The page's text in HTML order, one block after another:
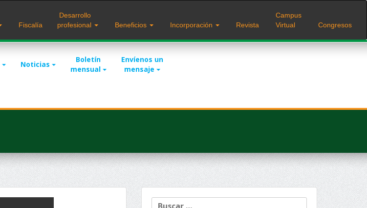
Fiscalía
Desarrollo
profesional
Beneficios Incorporación Revista
Campus
Virtual
Congresos
Noticias
Boletín
mensual
Envíenos un
mensaje
Buscar: